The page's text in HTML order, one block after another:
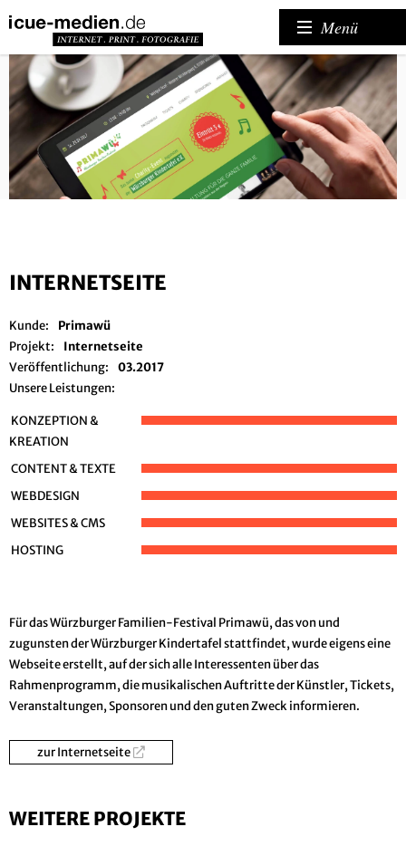
Menü
INTERNETSEITE
Kunde:
Primawü
Projekt:
Internetseite
Veröffentlichung:
03.2017
Unsere Leistungen:
KONZEPTION &
KREATION
CONTENT & TEXTE
WEBDESIGN
WEBSITES & CMS
HOSTING
Für das Würzburger Familien-Festival Primawü, das von und
zugunsten der Würzburger Kindertafel stattfindet, wurde eigens eine
Webseite erstellt, auf der sich alle Interessenten über das
Rahmenprogramm, die musikalischen Auftritte der Künstler, Tickets,
Veranstaltungen, Sponsoren und den guten Zweck informieren.
zur Internetseite
WEITERE PROJEKTE